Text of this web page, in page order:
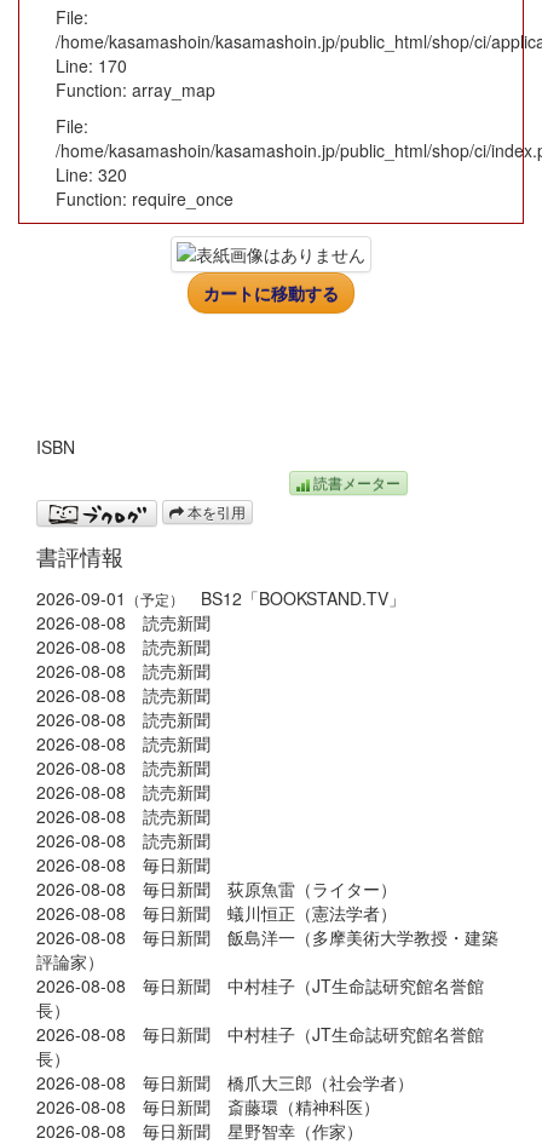
File:
/home/kasamashoin/kasamashoin.jp/public_html/shop/ci/
Line: 170
Function: array_map
File:
/home/kasamashoin/kasamashoin.jp/public_html/shop/ci/
Line: 320
Function: require_once
カートに移動する
ISBN
読書メーター
本を引用
書評情報
2026-09-01 （予定）
BS12「BOOKSTAND.TV」
2026-08-08 読売新聞
2026-08-08 読売新聞
2026-08-08 読売新聞
2026-08-08 読売新聞
2026-08-08 読売新聞
2026-08-08 読売新聞
2026-08-08 読売新聞
2026-08-08 読売新聞
2026-08-08 読売新聞
2026-08-08 読売新聞
2026-08-08 毎日新聞
2026-08-08 毎日新聞 荻原魚雷（ライター）
2026-08-08 毎日新聞 蟻川恒正（憲法学者）
2026-08-08 毎日新聞 飯島洋一（多摩美術大学教授・建築
評論家）
2026-08-08 毎日新聞 中村桂子（JT生命誌研究館名誉館
長）
2026-08-08 毎日新聞 中村桂子（JT生命誌研究館名誉館
長）
2026-08-08 毎日新聞 橋爪大三郎（社会学者）
2026-08-08 毎日新聞 斎藤環（精神科医）
2026-08-08 毎日新聞 星野智幸（作家）